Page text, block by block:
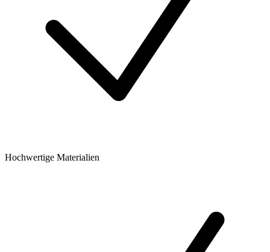
Hochwertige Materialien